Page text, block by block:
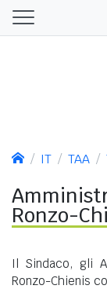
IT TAA
Ronzo-
Il Sindaco, gli
Ronzo-Chienis